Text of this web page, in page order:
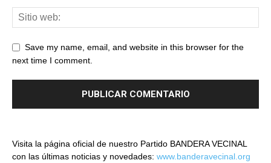
Save my name, email, and website in this browser for the
next time I comment.
Visita la página oficial de nuestro Partido BANDERA VECINAL
con las últimas noticias y novedades: www.banderavecinal.org